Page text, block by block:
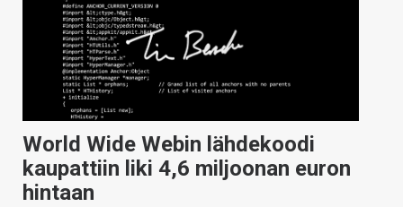
HINTA.FI
VAIHDA TEEMA
HAKU
World Wide Webin lähdekoodi
kaupattiin liki 4,6 miljoonan euron
hintaan